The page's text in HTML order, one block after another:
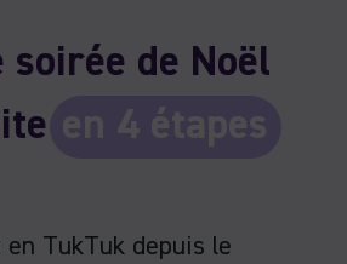
soirée de Noël
en 4 étapes
en TukTuk depuis le